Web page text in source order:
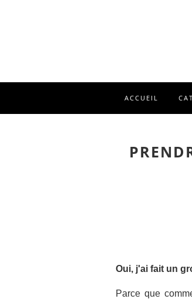
ACCUEIL
Oui, j'ai fait un
Parce que